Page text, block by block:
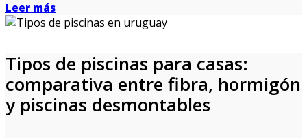
Leer más
Tipos de piscinas para casas:
comparativa entre fibra, hormigón
y piscinas desmontables